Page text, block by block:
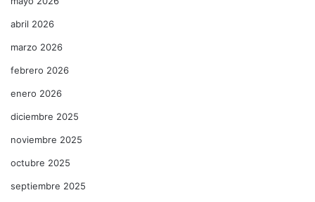
abril 2026
marzo 2026
febrero 2026
enero 2026
diciembre 2025
noviembre 2025
octubre 2025
septiembre 2025